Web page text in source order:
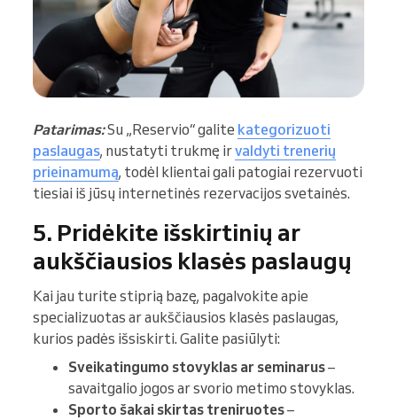
Patarimas:Su „Reservio“ galite kategorizuoti
paslaugas, nustatyti trukmę irvaldyti trenerių
prieinamumą, todėl klientai gali patogiai rezervuoti
tiesiai iš jūsų internetinės rezervacijos svetainės.
5. Pridėkite išskirtinių ar
aukščiausios klasės paslaugų
Kai jau turite stiprią bazę, pagalvokite apie
specializuotas ar aukščiausios klasės paslaugas,
kurios padės išsiskirti. Galite pasiūlyti:
Sveikatingumo stovyklas ar seminarus–
savaitgalio jogos ar svorio metimo stovyklas.
Sporto šakai skirtas treniruotes–